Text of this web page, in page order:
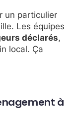
un particulier
Les équipes
déclarés,
local. Ça
à